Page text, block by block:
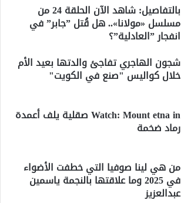
بالتفاصيل: شاهد الآن الحلقة 24 من
مسلسل «مولانا».. هل قُتل ”جابر” في
انفجار ”العادلية”؟
شجون الهاجري تفاجئ والدتها بعيد الأم
خلال كواليس "صنع في الكويت"
Watch: Mount etna in صقلية يلف أعمدة
رماد ضخمة
من هي لينا صوفيا التي خطفت الأضواء
في 2025 وما علاقتها بالنجمة ياسمين
عبدالعزيز